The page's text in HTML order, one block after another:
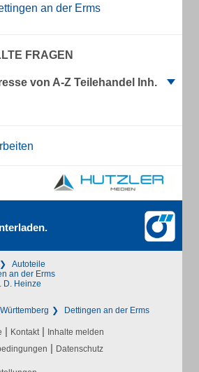
an der Erms
FRAGEN
von A-Z Teilehandel Inh.
Autoteile
an der Erms
D. Heinze
Dettingen an der Erms
| Kontakt | Inhalte melden
| Datenschutz